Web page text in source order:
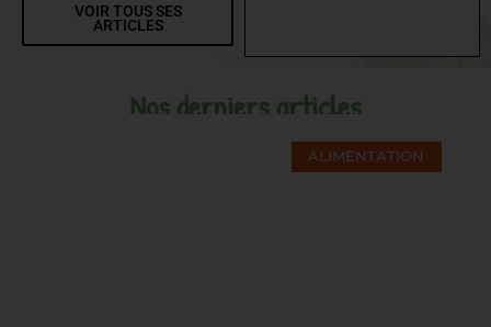
VOIR TOUS SES
ARTICLES
Nos derniers articles
ALIMENTATION